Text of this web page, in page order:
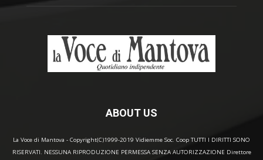
ABOUT US
La Voce di Mantova - Copyright(C)1999-2019 Vidiemme Soc. Coop TUTTI I DIRITTI SONO
RISERVATI. NESSUNA RIPRODUZIONE PERMESSA SENZA AUTORIZZAZIONE Direttore